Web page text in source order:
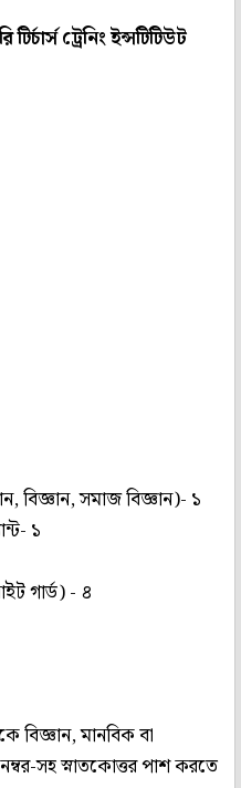
ট্রেনিং ইন্সটিটিউট
বিজ্ঞান, সমাজ বিজ্ঞান)- ১
১
গার্ড) - ৪
বিজ্ঞান, মানবিক বা
সহ স্নাতকোত্তর পাশ করতে